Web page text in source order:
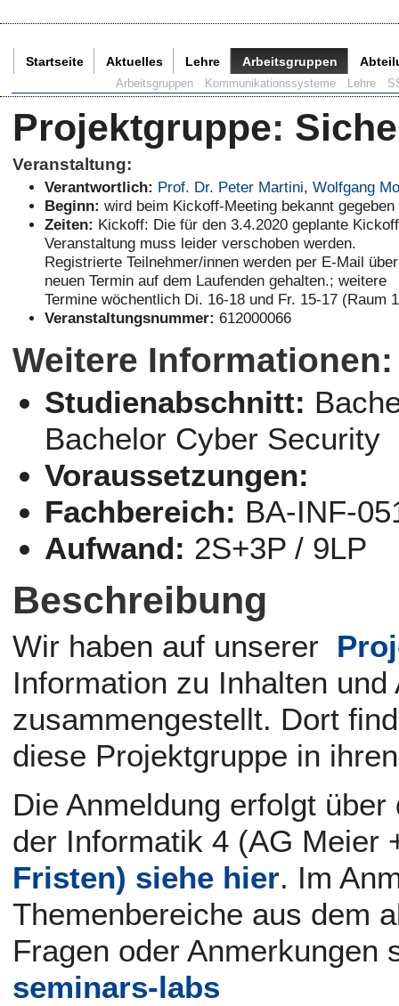
Startseite Aktuelles Lehre Arbeitsgruppen
Arbeitsgruppen Kommunikationssysteme Lehre
Projektgruppe:
Veranstaltung:
Verantwortlich: Prof. Dr. Peter Martini,Wolfgang
Beginn: wird beim Kickoff-Meeting bekannt gegeben
Zeiten: Kickoff: Die für den 3.4.2020 geplante
Veranstaltung muss leider verschoben werden.
Registrierte Teilnehmer/innen werden per E-Mail
neuen Termin auf dem Laufenden gehalten.; weitere
Termine wöchentlich Di. 16-18 und Fr. 15-17 (Raum
Veranstaltungsnummer: 612000066
Weitere Informationen:
Studienabschnitt:
Bachelor Cyber Security
Voraussetzungen:
Fachbereich: BA-INF-
Aufwand: 2S+3P / 9LP
Beschreibung
Wir haben auf unserer
Information zu Inhalten
zusammengestellt. Dort
diese Projektgruppe in
Die Anmeldung erfolgt
der Informatik 4 (AG Meier
Fristen) siehe hier. Im
Themenbereiche aus dem
Fragen oder
seminars-labs